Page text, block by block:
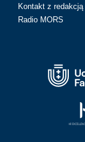
Kontakt z redakcją
Radio MORS